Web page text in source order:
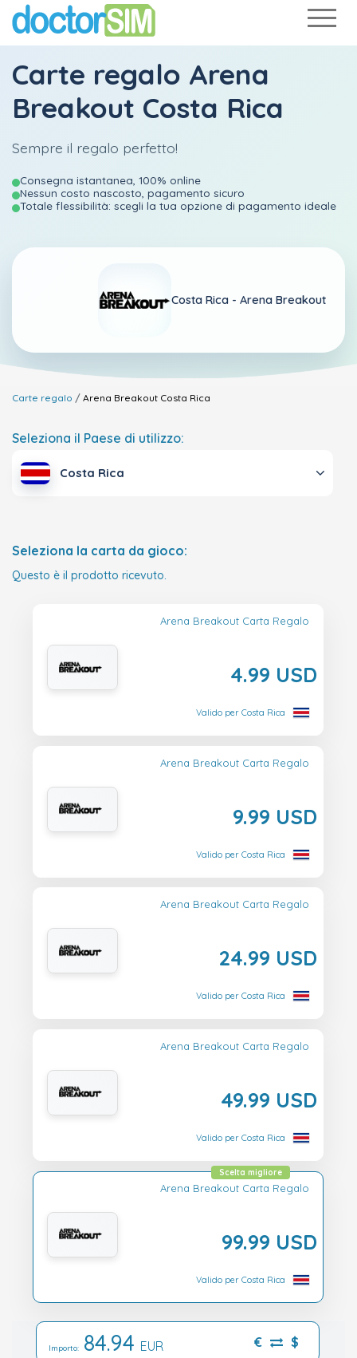
Carte regalo Arena
Breakout Costa Rica
Sempre il regalo perfetto!
Consegna istantanea, 100% online
Nessun costo nascosto, pagamento sicuro
Totale flessibilità: scegli la tua opzione di pagamento ideale
Costa Rica - Arena Breakout
Carte regalo Arena Breakout Costa Rica
Seleziona il Paese di utilizzo:
Costa Rica
Seleziona la carta da gioco:
Questo è il prodotto ricevuto.
Arena Breakout Carta Regalo
4.99 USD
Valido per Costa Rica
Arena Breakout Carta Regalo
9.99 USD
Valido per Costa Rica
Arena Breakout Carta Regalo
24.99 USD
Valido per Costa Rica
Arena Breakout Carta Regalo
49.99 USD
Valido per Costa Rica
Arena Breakout Carta Regalo
99.99 USD
Scelta migliore
Valido per Costa Rica
Importo: 84.94 EUR € $